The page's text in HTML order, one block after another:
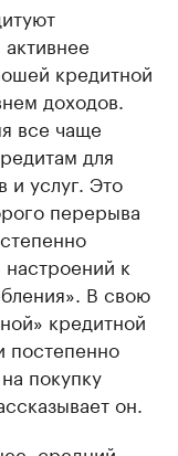
кредитной
доходов.
все чаще
для
и услуг. Это
перерыва
к
В свою
кредитной
постепенно
покупку
он.